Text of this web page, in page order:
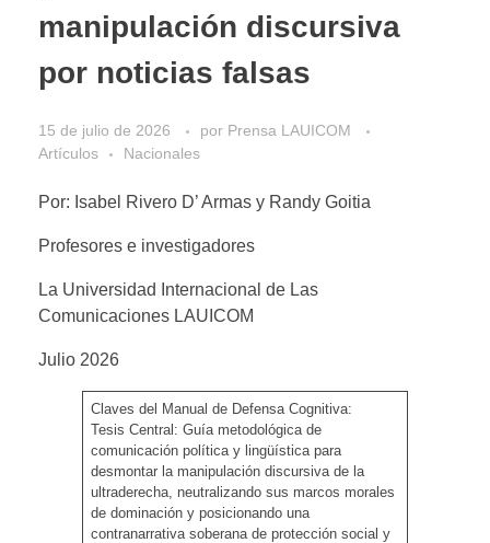
manipulación discursiva
por noticias falsas
15 de julio de 2026 por Prensa LAUICOM
Artículos
Nacionales
Por: Isabel Rivero D’ Armas y Randy Goitia
Profesores e investigadores
La Universidad Internacional de Las
Comunicaciones LAUICOM
Julio 2026
Claves del Manual de Defensa Cognitiva:
Tesis Central: Guía metodológica de
comunicación política y lingüística para
desmontar la manipulación discursiva de la
ultraderecha, neutralizando sus marcos morales
de dominación y posicionando una
contranarrativa soberana de protección social y